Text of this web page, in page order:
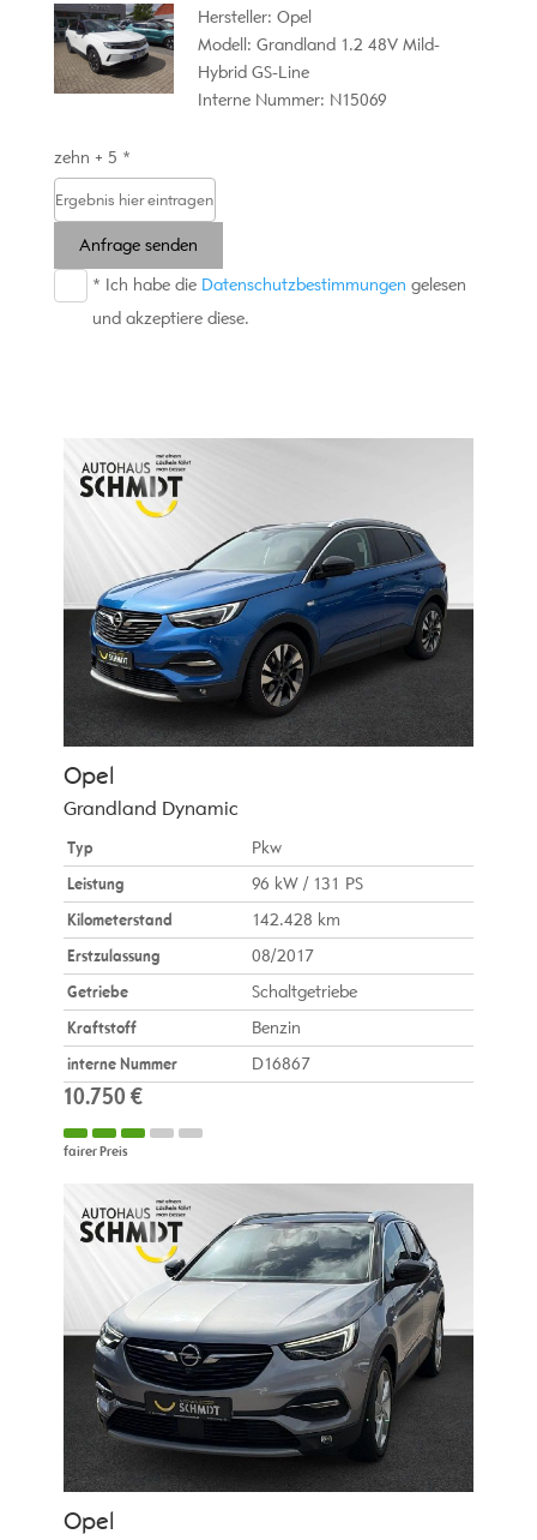
Hersteller: Opel
Modell: Grandland 1.2 48V Mild-
Hybrid GS-Line
Interne Nummer: N15069
zehn + 5 *
Anfrage senden
* Ich habe die Datenschutzbestimmungen gelesen
und akzeptiere diese.
Opel
Grandland Dynamic
Typ
Pkw
Leistung
96 kW / 131 PS
Kilometerstand
142.428 km
Erstzulassung
08/2017
Getriebe
Schaltgetriebe
Kraftstoff
Benzin
interne Nummer
D16867
10.750 €
fairer Preis
Opel